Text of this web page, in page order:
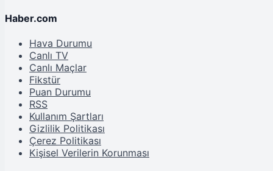
Haber.com
Hava Durumu
Canlı TV
Canlı Maçlar
Fikstür
Puan Durumu
RSS
Kullanım Şartları
Gizlilik Politikası
Çerez Politikası
Kişisel Verilerin Korunması